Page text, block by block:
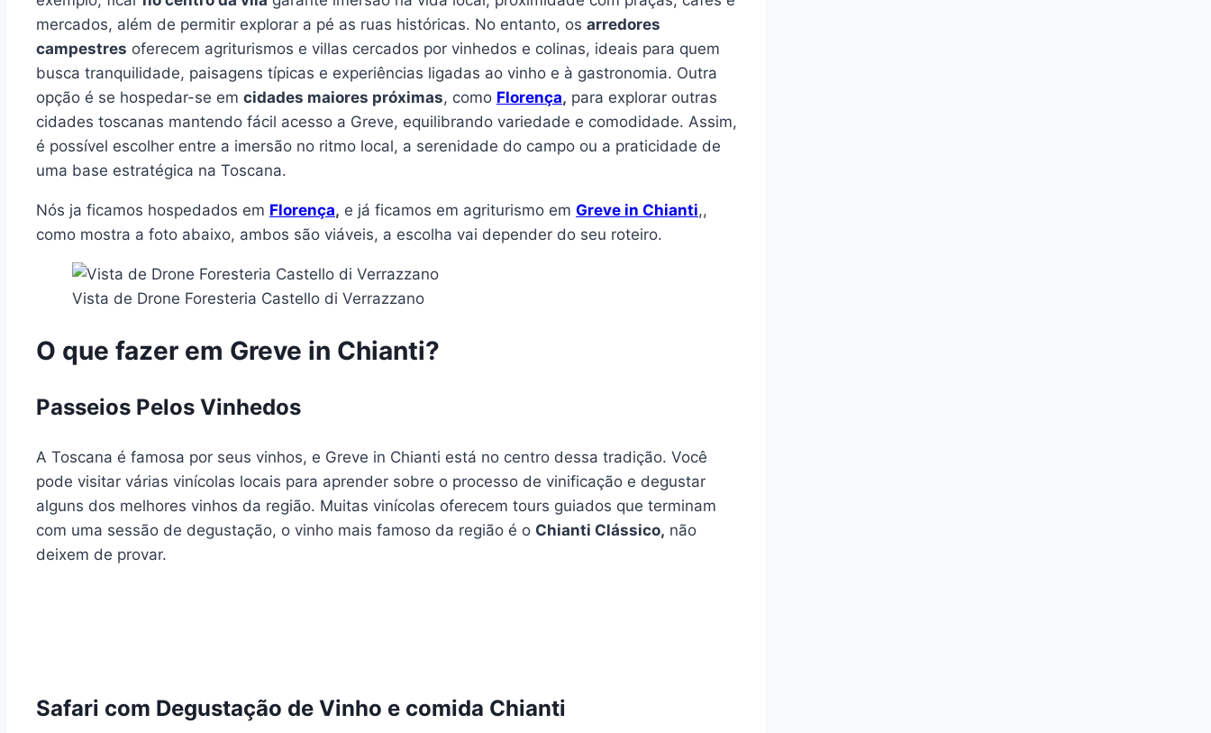
mercados, além de permitir explorar a pé as ruas históricas. No entanto, os arredores
campestres oferecem agriturismos e villas cercados por vinhedos e colinas, ideais para quem
busca tranquilidade, paisagens típicas e experiências ligadas ao vinho e à gastronomia. Outra
opção é se hospedar-se em cidades maiores próximas, como Florença, para explorar outras
cidades toscanas mantendo fácil acesso a Greve, equilibrando variedade e comodidade. Assim,
é possível escolher entre a imersão no ritmo local, a serenidade do campo ou a praticidade de
uma base estratégica na Toscana.
Nós ja ficamos hospedados em Florença, e já ficamos em agriturismo em Greve in Chianti,,
como mostra a foto abaixo, ambos são viáveis, a escolha vai depender do seu roteiro.
Vista de Drone Foresteria Castello di Verrazzano
O que fazer em Greve in Chianti?
Passeios Pelos Vinhedos
A Toscana é famosa por seus vinhos, e Greve in Chianti está no centro dessa tradição. Você
pode visitar várias vinícolas locais para aprender sobre o processo de vinificação e degustar
alguns dos melhores vinhos da região. Muitas vinícolas oferecem tours guiados que terminam
com uma sessão de degustação, o vinho mais famoso da região é o Chianti Clássico, não
deixem de provar.
Safari com Degustação de Vinho e comida Chianti